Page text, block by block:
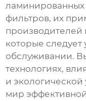
ламинированных
фильтров, их
которые следует
обслуживании.
технологиях,
и экологической
мир